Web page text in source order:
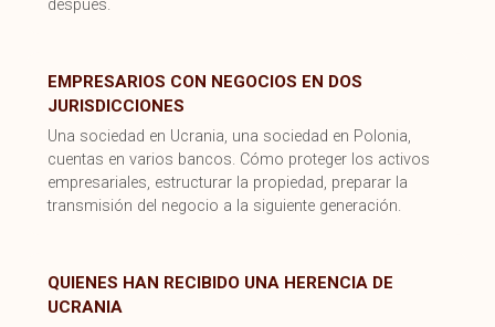
después.
EMPRESARIOS CON NEGOCIOS EN DOS
JURISDICCIONES
Una sociedad en Ucrania, una sociedad en Polonia,
cuentas en varios bancos. Cómo proteger los activos
empresariales, estructurar la propiedad, preparar la
transmisión del negocio a la siguiente generación.
QUIENES HAN RECIBIDO UNA HERENCIA DE
UCRANIA